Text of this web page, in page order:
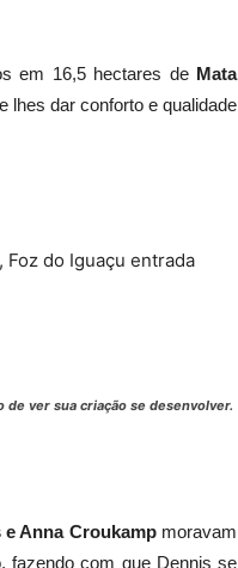
em 16,5 hectares de Mata
lhes dar conforto e qualidade
de ver sua criação se desenvolver.
e Anna Croukampmoravam
fazendo com que Dennis se